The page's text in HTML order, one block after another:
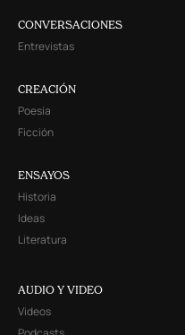
CONVERSACIONES
Entrevistas
CREACIÓN
Poesía
Ficción
ENSAYOS
Historia
Ideas
Literatura
AUDIO Y VIDEO
Videos